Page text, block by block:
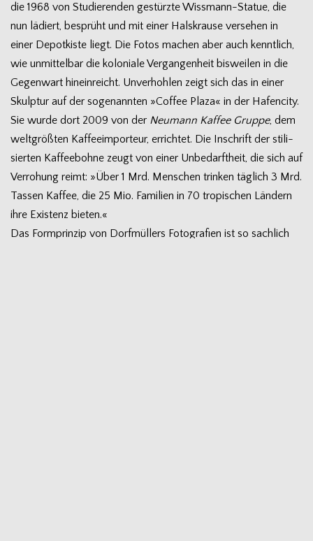
die 1968 von Stu­die­ren­den gestürzte Wissmann-Statue, die
nun lädiert, besprüht und mit einer Hals­krause ver­se­hen in
einer Depot­kiste liegt. Die Fotos machen aber auch kennt­lich,
wie unmit­tel­bar die kolo­niale Ver­gan­gen­heit bis­wei­len in die
Gegen­wart hin­ein­reicht. Unver­hoh­len zeigt sich das in einer
Skulp­tur auf der soge­nann­ten »Cof­fee Plaza« in der Hafen­city.
Sie wurde dort 2009 von der Neu­mann Kaf­fee Gruppe, dem
welt­größ­ten Kaf­fee­im­por­teur, errich­tet. Die Inschrift der sti­li­
sier­ten Kaf­fee­bohne zeugt von einer Unbe­darft­heit, die sich auf
Ver­ro­hung reimt: »Über 1 Mrd. Men­schen trin­ken täg­lich 3 Mrd.
Tas­sen Kaf­fee, die 25 Mio. Fami­lien in 70 tro­pi­schen Län­dern
ihre Exis­tenz bieten.«
Das Form­prin­zip von Dorf­mül­lers Foto­gra­fien ist so sach­lich